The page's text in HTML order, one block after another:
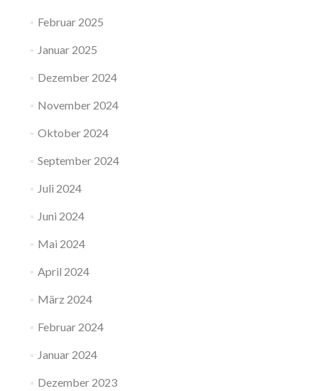
Februar 2025
Januar 2025
Dezember 2024
November 2024
Oktober 2024
September 2024
Juli 2024
Juni 2024
Mai 2024
April 2024
März 2024
Februar 2024
Januar 2024
Dezember 2023